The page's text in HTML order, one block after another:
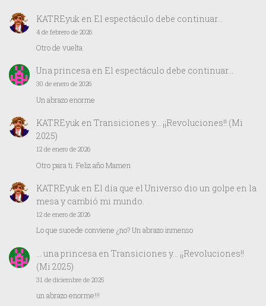
KATREyuk en El espectáculo debe continuar…
4 de febrero de 2026
Otro de vuelta
Una princesaen El espectáculo debe continuar…
30 de enero de 2026
Un abrazo enorme
KATREyuken Transiciones y… ¡¡Revoluciones!! (Mi
2025)
12 de enero de 2026
Otro para ti. Feliz año Mamen
KATREyuken El día que el Universo dio un golpe en la
mesa y cambió mi mundo.
12 de enero de 2026
Lo que sucede conviene ¿no? Un abrazo inmenso
… una princesa en Transiciones y… ¡¡Revoluciones!!
(Mi 2025)
31 de diciembre de 2025
un abrazo enorme!!!